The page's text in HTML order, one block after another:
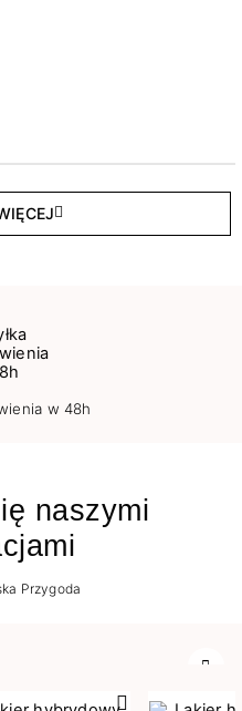
w 48h
naszymi
Przygoda